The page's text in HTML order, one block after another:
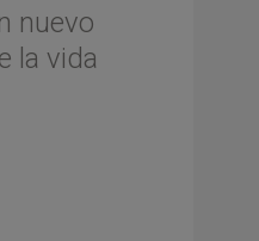
nuevo
la vida